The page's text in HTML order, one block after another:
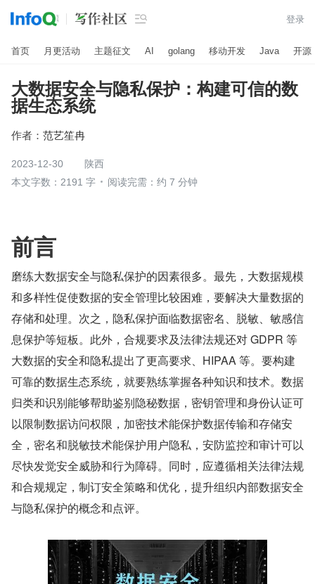
 登录
首页 月更活动 主题征文 AI golang 移动开发 Java 开源
大数据安全与隐私保护：构建可信的数
据生态系统
作者： 范艺笙冉
2023-12-30
陕西
本文字数：2191 字
阅读完需：约 7 分钟
前言
磨练大数据安全与隐私保护的因素很多。最先，大数据规模
和多样性促使数据的安全管理比较困难，要解决大量数据的
存储和处理。次之，隐私保护面临数据密名、脱敏、敏感信
息保护等短板。此外，合规要求及法律法规还对 GDPR 等
大数据的安全和隐私提出了更高要求、HIPAA 等。要构建
可靠的数据生态系统，就要熟练掌握各种知识和技术。数据
归类和识别能够帮助鉴别隐秘数据，密钥管理和身份认证可
以限制数据访问权限，加密技术能保护数据传输和存储安
全，密名和脱敏技术能保护用户隐私，安防监控和审计可以
尽快发觉安全威胁和行为障碍。同时，应遵循相关法律法规
和合规规定，制订安全策略和优化，提升组织内部数据安全
与隐私保护的概念和点评。